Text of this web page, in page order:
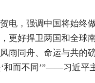
电，强调中国将始终
更好捍卫两国和全
雨同舟、命运与共的磅
和而不同’”——习近